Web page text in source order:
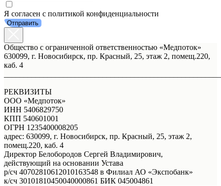
Я согласен с политикой конфиденциальности
Отправить
Общество с ограниченной ответственностью «Медпоток»
630099, г. Новосибирск, пр. Красный, 25, этаж 2, помещ.220,
каб. 4
РЕКВИЗИТЫ
ООО «Медпоток»
ИНН 5406829750
КПП 540601001
ОГРН 1235400008205
адрес: 630099, г. Новосибирск, пр. Красный, 25, этаж 2,
помещ.220, каб. 4
Директор Белобородов Сергей Владимирович,
действующий на основании Устава
р/сч 40702810612010163548 в Филиал АО «Экспобанк»
к/сч 30101810450040000861 БИК 045004861